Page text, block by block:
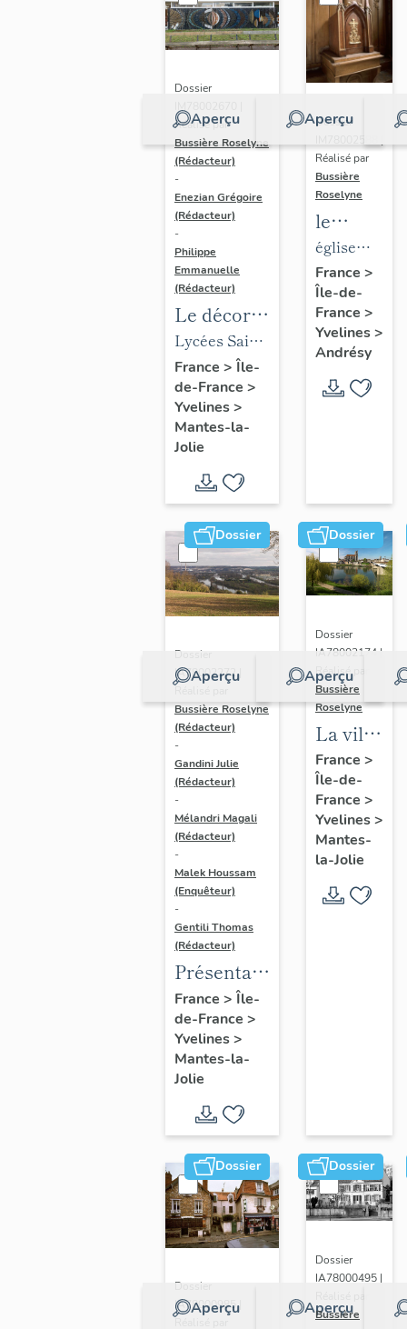
Aperçu
Dossier
IM78002670 |
Réalisé par
Bussière Roselyne
(Rédacteur)
-
Enezian Grégoire
(Rédacteur)
-
Philippe
Emmanuelle
(Rédacteur)
Le décor
des lycées
de Mantes
Lycées Saint-
Exupéry et
Jean Rostand
France > Île-
de-France >
Yvelines>
Mantes-la-
Jolie
Aperçu
Dossier
Réalisé par
Bussière
Roselyne
le
mobilier
de
l'église
Saint-
Germain-
de-
Paris
église
paroissiale
Saint-
Germain
France >
Île-de-
France >
Yvelines>
Andrésy
Dossier
Aperçu
Dossier
IA78002272 |
Bussière Roselyne
(Rédacteur)
-
Gandini Julie
(Rédacteur)
-
Mélandri Magali
(Rédacteur)
-
Malek Houssam
(Enquêteur)
-
Gentili Thomas
(Rédacteur)
Présentation
de l'étude
France > Île-
de-France >
Yvelines>
Mantes-la-
Jolie
Dossier
Aperçu
Dossier
IA78002174 |
Réalisé par
Bussière
Roselyne
La ville
de
Mantes-
la-Jolie
France >
Île-de-
France >
Yvelines>
Mantes-
la-Jolie
Dossier
Aperçu
Dossier
IA78000985 |
Dossier
Aperçu
Dossier
IA78000495 |
Bussière